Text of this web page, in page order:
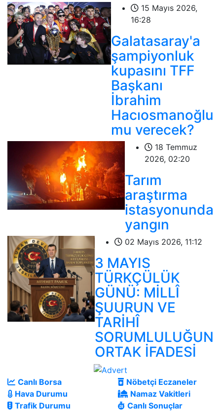
15 Mayıs 2026,
16:28
Galatasaray'a
şampiyonluk
kupasını TFF
Başkanı
İbrahim
Hacıosmanoğlu
mu verecek?
18 Temmuz
2026, 02:20
Tarım
araştırma
istasyonunda
yangın
02 Mayıs 2026, 11:12
3 MAYIS
TÜRKÇÜLÜK
GÜNÜ: MİLLÎ
ŞUURUN VE
TARİHÎ
SORUMLULUĞUN
ORTAK İFADESİ
Canlı Borsa
Nöbetçi Eczaneler
Hava Durumu
Namaz Vakitleri
Trafik Durumu
Canlı Sonuçlar